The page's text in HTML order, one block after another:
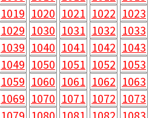
1019 1020 1021 1022 1023
1029 1030 1031 1032 1033
1039 1040 1041 1042 1043
1049 1050 1051 1052 1053
1059 1060 1061 1062 1063
1069 1070 1071 1072 1073